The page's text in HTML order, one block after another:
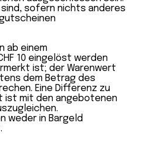
sofern nichts anderes
ab einem
10 eingelöst werden
ist; der Warenwert
dem Betrag des
Eine Differenz zu
ist mit den angebotenen
weder in Bargeld